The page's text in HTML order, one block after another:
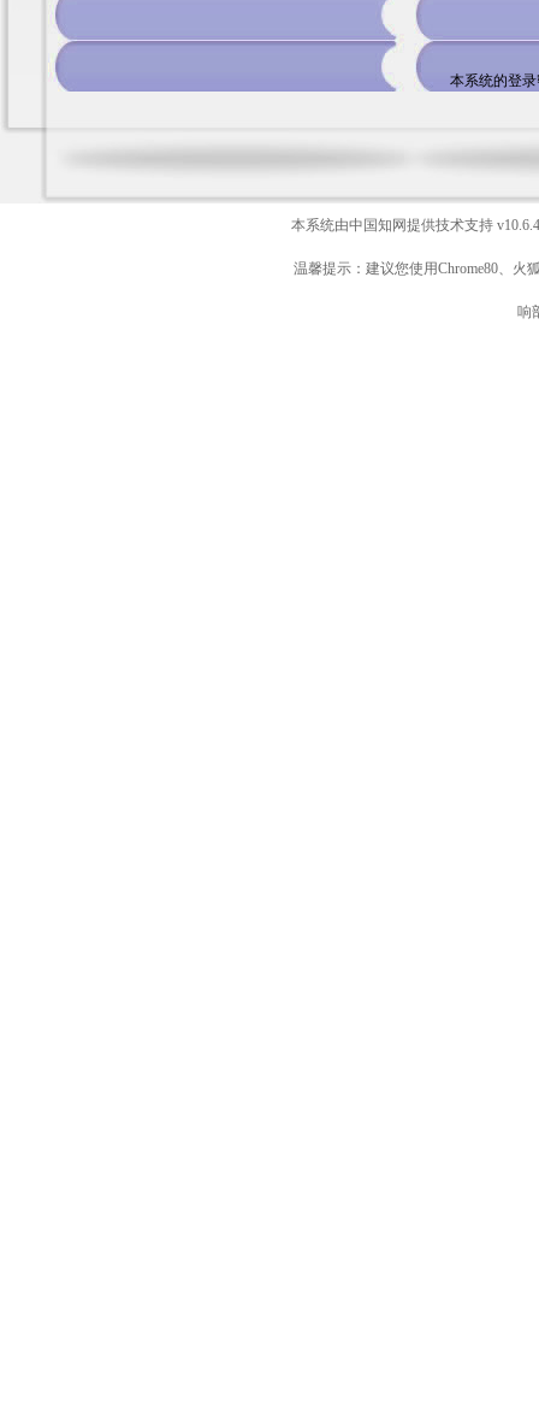
本系统的登
本系统由中国知网提供技术支持
温馨提示：建议您使用Chrome80、火
响